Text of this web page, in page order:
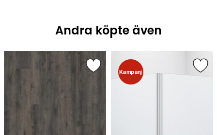
Andra köpte även
Kampanj